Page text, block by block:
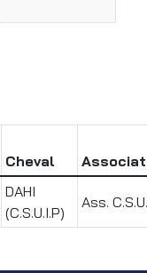
Cheval
DAHI
(C.S.U.I.P)
Ass.